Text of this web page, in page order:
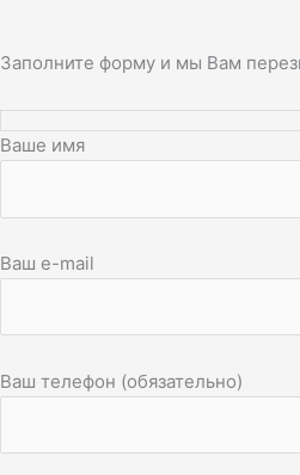
Заполните форму и мы Вам
Ваше имя
Ваш e-mail
Ваш телефон (обязательно)